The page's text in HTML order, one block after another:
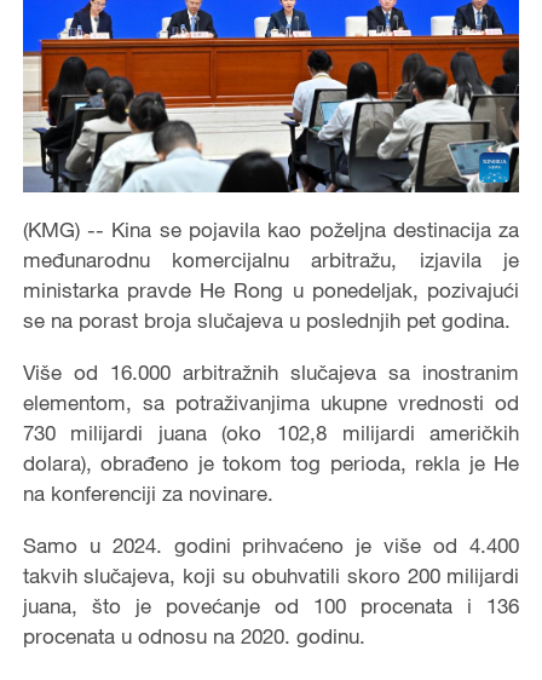
(KMG) -- Kina se pojavila kao poželjna destinacija za
međunarodnu komercijalnu arbitražu, izjavila je
ministarka pravde He Rong u ponedeljak, pozivajući
se na porast broja slučajeva u poslednjih pet godina.
Više od 16.000 arbitražnih slučajeva sa inostranim
elementom, sa potraživanjima ukupne vrednosti od
730 milijardi juana (oko 102,8 milijardi američkih
dolara), obrađeno je tokom tog perioda, rekla je He
na konferenciji za novinare.
Samo u 2024. godini prihvaćeno je više od 4.400
takvih slučajeva, koji su obuhvatili skoro 200 milijardi
juana, što je povećanje od 100 procenata i 136
procenata u odnosu na 2020. godinu.